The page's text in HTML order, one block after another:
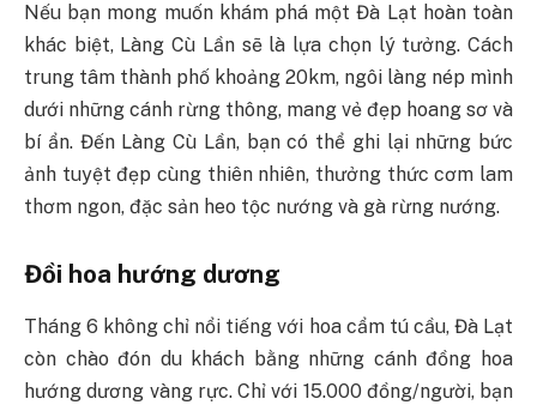
Nếu bạn mong muốn khám phá một Đà Lạt hoàn toàn
khác biệt, Làng Cù Lần sẽ là lựa chọn lý tưởng. Cách
trung tâm thành phố khoảng 20km, ngôi làng nép mình
dưới những cánh rừng thông, mang vẻ đẹp hoang sơ và
bí ẩn. Đến Làng Cù Lần, bạn có thể ghi lại những bức
ảnh tuyệt đẹp cùng thiên nhiên, thưởng thức cơm lam
thơm ngon, đặc sản heo tộc nướng và gà rừng nướng.
Đồi hoa hướng dương
Tháng 6 không chỉ nổi tiếng với hoa cẩm tú cầu, Đà Lạt
còn chào đón du khách bằng những cánh đồng hoa
hướng dương vàng rực. Chỉ với 15.000 đồng/người, bạn